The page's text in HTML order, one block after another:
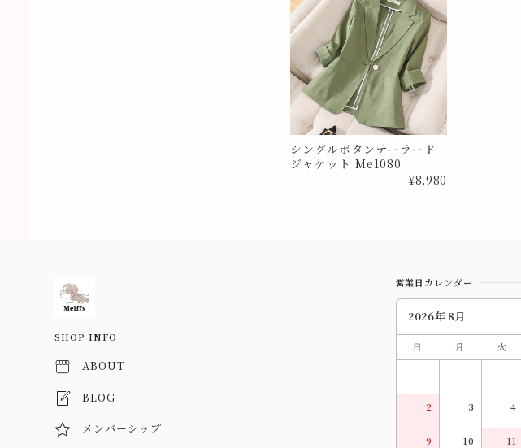
シングルボタンテーラード
ジャケット Me1080
¥8,980
Information
SHOP INFO
ABOUT
BLOG
メンバーシップ
営業日カレンダー
2026年 8月
日 月 火
2 3 4
9 10 11